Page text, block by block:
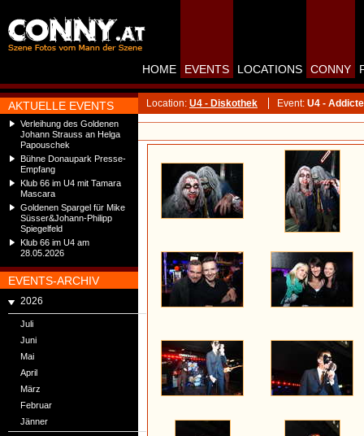
AKTUELLE EVENTS
Verleihung des Goldenen
Johann Strauss an Helga
Papouschek
Bühne Donaupark Presse-
Empfang
Klub 66 im U4 mit Tamara
Mascara
Goldenen Spargel für Mike
Süsser&Johann-Philipp
Spiegelfeld
Klub 66 im U4 am
28.05.2026
EVENTS-ARCHIV
2026
Juli
Juni
Mai
April
März
Februar
Jänner
HOME EVENTS LOCATIONS CONNY
Location: U4 - Diskothek Event: U4 -